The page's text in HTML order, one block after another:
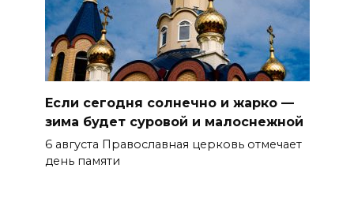
Если сегодня солнечно и жарко —
зима будет суровой и малоснежной
6 августа Православная церковь отмечает
день памяти